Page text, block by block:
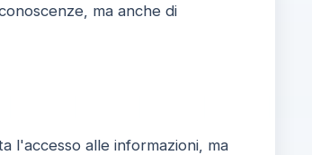
ma anche di
l'accesso alle informazioni, ma